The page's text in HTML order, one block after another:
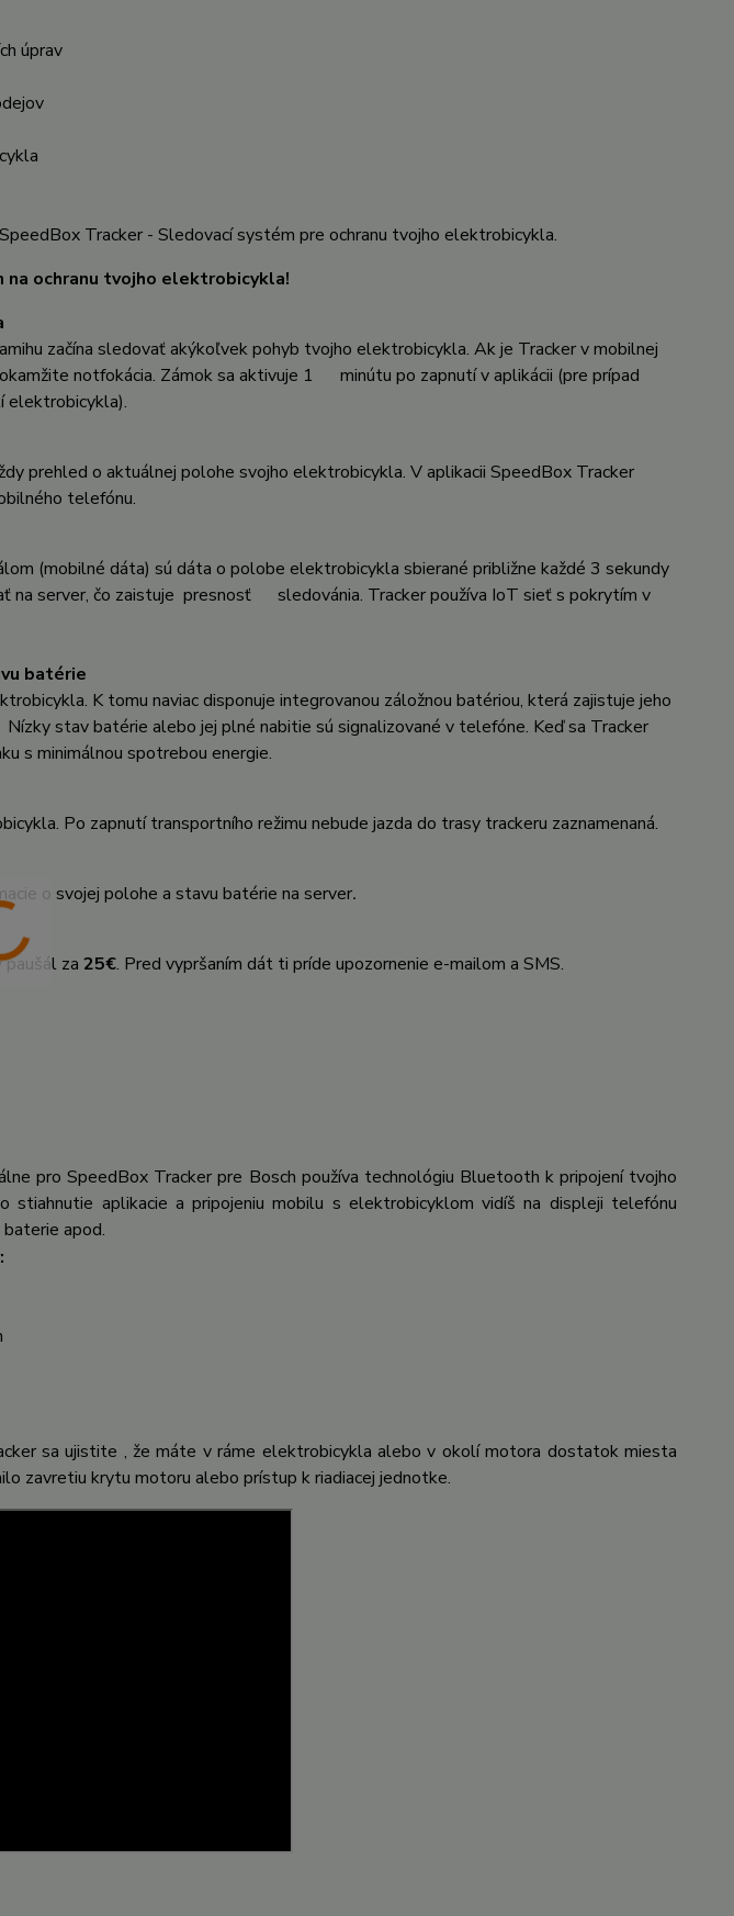
úprav
Tracker - Sledovací systém pre ochranu tvojho elektrobicykla.
ochranu tvojho elektrobicykla!
začína sledovať akýkoľvek pohyb tvojho elektrobicykla. Ak je Tracker v mobilnej
notfokácia. Zámok sa aktivuje 1 minútu po zapnutí v aplikácii (pre prípad
elektrobicykla).
prehled o aktuálnej polohe svojho elektrobicykla. V aplikacii SpeedBox Tracker
telefónu.
(mobilné dáta) sú dáta o polobe elektrobicykla sbierané približne každé 3 sekundy
na server, čo zaistuje presnosť sledovánia. Tracker používa IoT sieť s pokrytím v
batérie
K tomu naviac disponuje integrovanou záložnou batériou, která zajistuje jeho
stav batérie alebo jej plné nabitie sú signalizované v telefóne. Keď sa Tracker
s minimálnou spotrebou energie.
Po zapnutí transportního režimu nebude jazda do trasy trackeru zaznamenaná.
o svojej polohe a stavu batérie na server.
paušál za 25€. Pred vypršaním dát ti príde upozornenie e-mailom a SMS.
pro SpeedBox Tracker pre Bosch používa technológiu Bluetooth k pripojení tvojho
stiahnutie aplikacie a pripojeniu mobilu s elektrobicyklom vidíš na displeji telefónu
apod.
sa ujistite , že máte v ráme elektrobicykla alebo v okolí motora dostatok miesta
zavretiu krytu motoru alebo prístup k riadiacej jednotke.